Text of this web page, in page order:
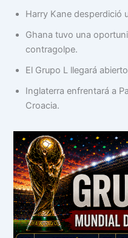
Harry Kane desperdició
Ghana tuvo una
contragolpe.
El Grupo L llegará
Inglaterra enfrentará a
Croacia.